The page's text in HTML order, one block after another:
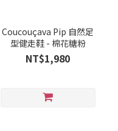
Coucouçava Pip 自然足
型健走鞋 - 棉花糖粉
NT$1,980